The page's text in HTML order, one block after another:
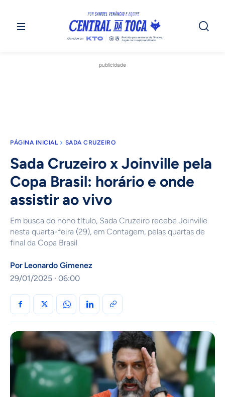
publicidade
PÁGINA INICIAL SADA CRUZEIRO
Sada Cruzeiro x Joinville pela
Copa Brasil: horário e onde
assistir ao vivo
Em busca do nono título, Sada Cruzeiro recebe Joinville
nesta quarta-feira (29), em Contagem, pelas quartas de
final da Copa Brasil
Por Leonardo Gimenez
29/01/2025 · 06:00